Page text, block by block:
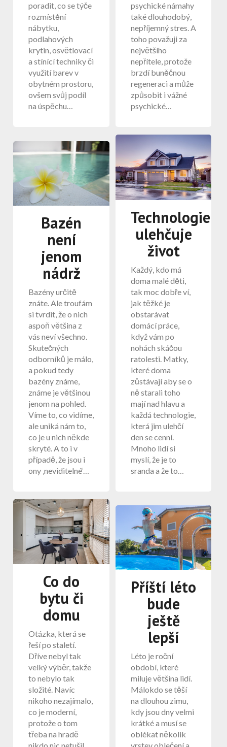
poradit, co se týče
rozmístění
nábytku,
podlahových
krytin, osvětlovací
a stínící techniky či
využití barev v
obytném prostoru,
ovšem svůj podíl
na úspěchu…
psychické námahy
také dlouhodobý,
nepříjemný stres. A
toho považuji za
největšího
nepřítele, protože
brzdí buněčnou
regeneraci a může
způsobit i vážné
psychické…
Bazén
není
jenom
nádrž
Bazény určitě
znáte. Ale troufám
si tvrdit, že o nich
aspoň většina z
vás neví všechno.
Skutečných
odborníků je málo,
a pokud tedy
bazény známe,
známe je většinou
jenom na pohled.
Víme to, co vidíme,
ale uniká nám to,
co je u nich někde
skryté. A to i v
případě, že jsou i
ony ‚neviditelné‘…
Technologie
ulehčuje
život
Každý, kdo má
doma malé děti,
tak moc dobře ví,
jak těžké je
obstarávat
domácí práce,
když vám po
nohách skáčou
ratolesti. Matky,
které doma
zůstávají aby se o
ně starali toho
mají nad hlavu a
každá technologie,
která jim ulehčí
den se cenní.
Mnoho lidí si
myslí, že je to
sranda a že to…
Co do
bytu či
domu
Otázka, která se
řeší po staletí.
Dříve nebyl tak
velký výběr, takže
to nebylo tak
složité. Navíc
nikoho nezajímalo,
co je moderní,
protože o tom
třeba na hradě
nikdo nic netušil.
Příští léto
bude
ještě
lepší
Léto je roční
období, které
miluje většina lidí.
Málokdo se těší
na dlouhou zimu,
kdy jsou dny velmi
krátké a musí se
oblékat několik
vrstev oblečení a